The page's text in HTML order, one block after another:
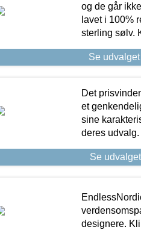
og de går
lavet i 100%
sterling sølv.
Se
Det
et
sine
deres udvalg.
Se
designere.